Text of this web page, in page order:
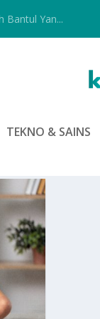
Bantul Yan...
TEKNO & SAINS